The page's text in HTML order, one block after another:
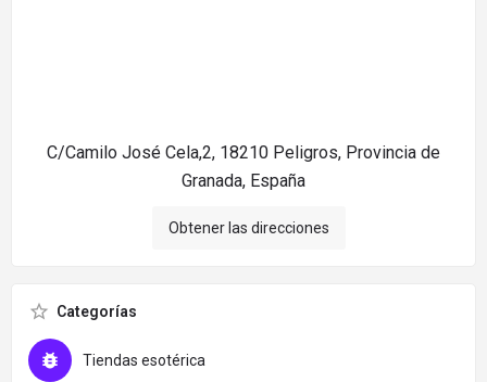
C/Camilo José Cela,2, 18210 Peligros, Provincia de
Granada, España
Obtener las direcciones
Categorías
Tiendas esotérica